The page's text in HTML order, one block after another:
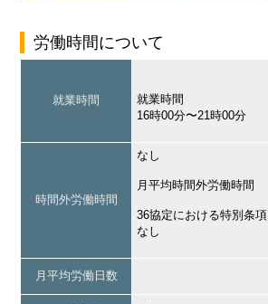
労働時間について
就業時間
就業時間
16時00分〜21時00分
時間外労働時間
なし
月平均時間外労働時間
36協定における特別条項
なし
月平均労働日数